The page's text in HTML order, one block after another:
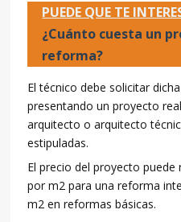
PUEDE QUE TE
¿Cuánto cuesta un
reforma?
El técnico debe solicitar
presentando un proyecto
arquitecto o arquitecto
estipuladas.
El precio del proyecto
por m2 para una reforma
m2 en reformas básicas.